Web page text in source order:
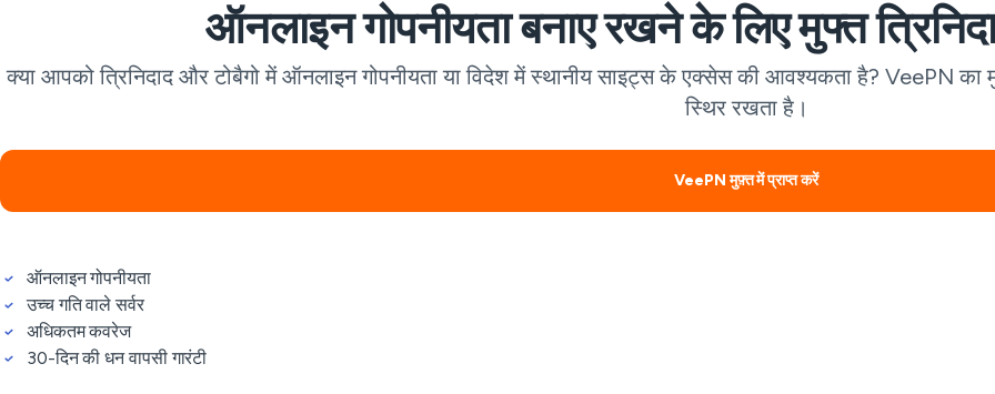
ऑनलाइन गोपनीयता बनाए रखने के लिए मुफ्त
क्या आपको त्रिनिदाद और टोबैगो में ऑनलाइन गोपनीयता या विदेश में स्थानीय साइट्स के एक्सेस की आवश्यकता है? VeePN
स्थिर रखता है।
VeePN मुफ़्त में प्राप्त करें
ऑनलाइन गोपनीयता
उच्च गति वाले सर्वर
अधिकतम कवरेज
30-दिन की धन वापसी गारंटी